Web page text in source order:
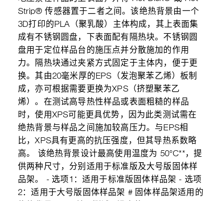
Strip® 传感器置于二者之间。该绝热背景由一个
3D打印的PLA（聚乳酸）主体构成，其上表面集
成有不锈钢圆盘，下表面配有隔热块。不锈钢圆
盘用于定位样品台的施压点并分散施加的作用
力。隔热块通过夹紧方式固定于主体内，便于更
换。其由20毫米厚的EPS（发泡聚苯乙烯）板制
成，亦可根据需要更换为XPS（挤塑聚苯乙
烯）。在测试高导热性样品或表面粗糙的样品
时，使用XPS可能更具优势，因为此类测试需在
绝热背景与样品之间施加较高压力。与EPS相
比，XPS具有更高的抗压强度，但其导热系数略
高。 该绝热背景设计最高使用温度为 50°C**，提
供两种尺寸，分别适用于标准版及大号版固体样
品架。 - 选项1：适用于标准版固体样品架 - 选项
2：适用于大号版固体样品架 # 固体样品架适用的